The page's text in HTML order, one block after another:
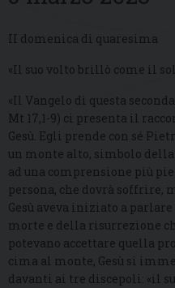
II domenica di quaresima
«Il suo volto brillò come il
«Il Vangelo di questa
Mt 17,1-9) ci presenta il
Gesù. Egli prende con sé
un monte alto, simbolo
ad una comprensione più
persona, che dovrà soffrire,
Gesù aveva iniziato a
morte e della risurrezione
potevano accettare quella
cima al monte, Gesù si
davanti ai tre discepoli: «il